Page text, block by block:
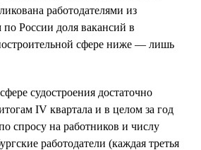
работодателями из
России доля вакансий в
сфере ниже — лишь
судостроения достаточно
IV квартала и в целом за год
спросу на работников и числу
работодатели (каждая третья